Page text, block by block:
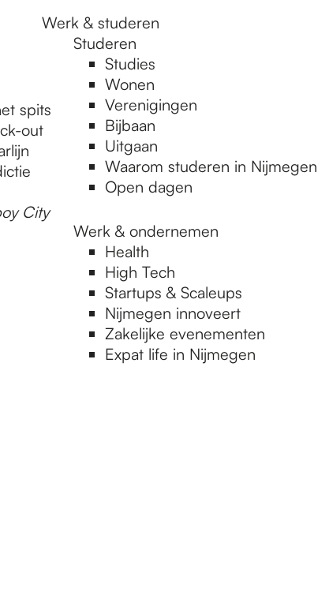
Werk & studeren
Studeren
Studies
Wonen
Verenigingen
Bijbaan
Uitgaan
Waarom studeren in Nijmegen
Open dagen
Werk & ondernemen
Health
High Tech
Startups & Scaleups
Nijmegen innoveert
Zakelijke evenementen
Expat life in Nijmegen
spits
out
City